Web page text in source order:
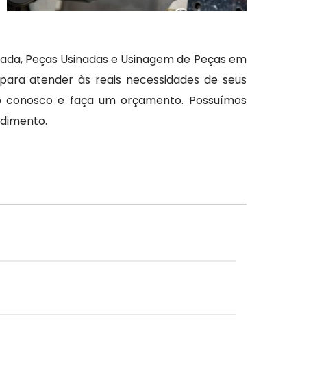
Peças Usinadas e Usinagem de Peças em
atender às reais necessidades de seus
e faça um orçamento. Possuímos